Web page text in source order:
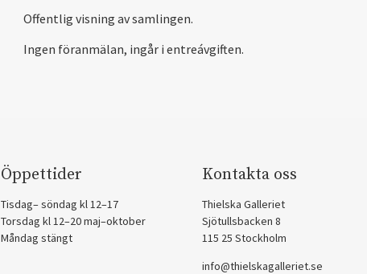
Offentlig visning av samlingen.
Ingen föranmälan, ingår i entreávgiften.
Öppettider
Tisdag– söndag kl 12–17
Torsdag kl 12–20 maj–oktober
Måndag stängt
Kontakta oss
Thielska Galleriet
Sjötullsbacken 8
115 25 Stockholm
info@thielskagalleriet.se